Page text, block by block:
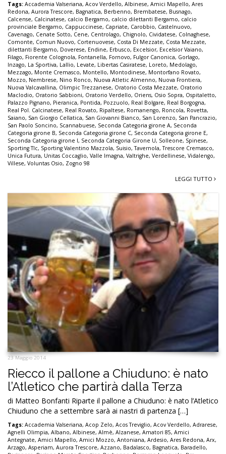
Tags: Accademia Valseriana, Acov Verdello, Albinese, Amici Mapello, Ares
Redona, Aurora Trescore, Bagnatica, Berbenno, Brembatese, Busnago,
Calcense, Calcinatese, calcio Bergamo, calcio dilettanti Bergamo, calcio
provinciale Bergamo, Cappuccinese, Capriate, Carobbio, Castelnuovo,
Cavenago, Cenate Sotto, Cene, Centrolago, Chignolo, Cividatese, Colnaghese,
Comonte, Comun Nuovo, Cortenuovese, Costa Di Mezzate, Costa Mezzate,
dilettanti Bergamo, Doverese, Endine, Erbusco, Excelsior, Excelsior Vaiano,
Filago, Fiorente Colognola, Fontanella, Fornovo, Fulgor Canonica, Gorlago,
Inzago, La Sportiva, Lallio, Levate, Libertas Casiratese, Loreto, Medolago,
Mezzago, Monte Cremasco, Montello, Montodinese, Montorfano Rovato,
Mozzo, Nembrese, Nino Ronco, Nuova Atletic Almenno, Nuova Frontiera,
Nuova Valcavallina, Olimpic Trezzanese, Oratorio Costa Mezzate, Oratorio
Maclodio, Oratorio Sabbioni, Oratorio Verdello, Oriens, Osio Sopra, Ospitaletto,
Palazzo Pignano, Pieranica, Pontida, Pozzuolo, Real Bolgare, Real Borgogna,
Real Pol. Calcinatese, Real Rovato, Ripaltese, Romanengo, Roncola, Rovetta,
Saiano, San Giorgio Cellatica, San Giovanni Bianco, San Lorenzo, San Pancrazio,
San Paolo Soncino, Scannabuese, Seconda Categoria girone A, Seconda
Categoria girone B, Seconda Categoria girone C, Seconda Categoria girone E,
Seconda Categoria girone I, Seconda Categoria Girone U, Solleone, Spinese,
Sporting Tlc, Sporting Valentino Mazzola, Suisio,Tavernola,Trescore Cremasco,
Unica Futura, Unitas Coccaglio, Valle Imagna, Valtrighe, Verdellinese, Vidalengo,
Villese, Voluntas Osio, Zogno 98
LEGGI TUTTO
23 Maggio 2014
Riecco il pallone a Chiuduno: è nato
l’Atletico che partirà dalla Terza
di Matteo Bonfanti Riparte il pallone a Chiuduno: è nato l’Atletico
Chiuduno che a settembre sarà ai nastri di partenza […]
Tags: Accademia Valseriana, Acop Zelo, Acos Treviglio, Acov Verdello, Adrarese,
Agnelli Olimpia, Albano, Albinese, Almè, Alzanese, Amatori 85, Amici
Antegnate, Amici Mapello, Amici Mozzo, Antoniana, Ardesio, Ares Redona, Arx,
Arzago, Asperiam, Aurora Trescore, Azzano, Badalasco, Bagnatica, Baradello,